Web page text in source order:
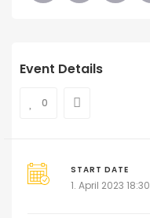
Event Details
0
START DATE
1. April 2023 18:30